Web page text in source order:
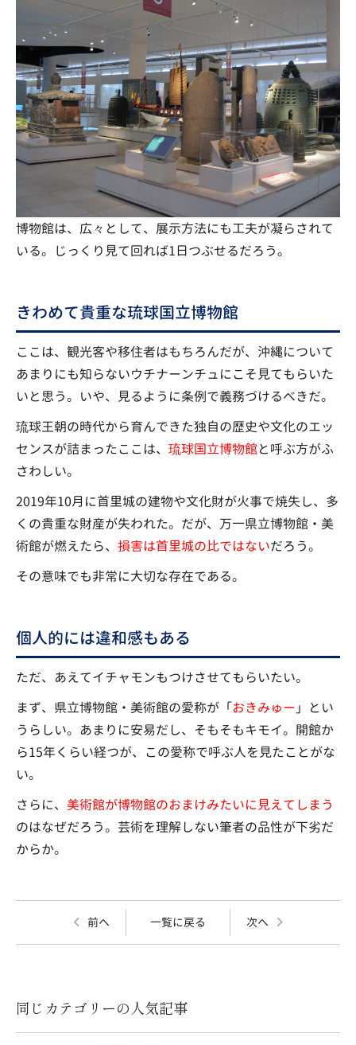
博物館は、広々として、展示方法にも工夫が凝らされて
いる。じっくり見て回れば1日つぶせるだろう。
きわめて貴重な琉球国立博物館
ここは、観光客や移住者はもちろんだが、沖縄について
あまりにも知らないウチナーンチュにこそ見てもらいた
いと思う。いや、見るように条例で義務づけるべきだ。
琉球王朝の時代から育んできた独自の歴史や文化のエッ
センスが詰まったここは、 琉球国立博物館と呼ぶ方がふ
さわしい。
2019年10月に首里城の建物や文化財が火事で焼失し、多
くの貴重な財産が失われた。だが、万一県立博物館・美
術館が燃えたら、 損害は首里城の比ではないだろう。
その意味でも非常に大切な存在である。
個人的には違和感もある
ただ、あえてイチャモンもつけさせてもらいたい。
まず、県立博物館・美術館の愛称が「おきみゅー 」とい
うらしい。あまりに安易だし、そもそもキモイ。開館か
ら15年くらい経つが、この愛称で呼ぶ人を見たことがな
い。
さらに、 美術館が博物館のおまけみたいに見えてしまう
のはなぜだろう。芸術を理解しない筆者の品性が下劣だ
からか。
前へ 一覧に戻る 次へ
同じカテゴリーの人気記事